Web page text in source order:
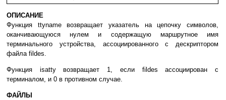
ОПИСАНИЕ
Функция ttyname возвращает указатель на цепочку символов,
оканчивающуюся нулем и содержащую маршрутное имя
терминального устройства, ассоциированного с дескриптором
файла fildes.
Функция isatty возвращает 1, если fildes ассоциирован с
терминалом, и 0 в противном случае.
ФАЙЛЫ